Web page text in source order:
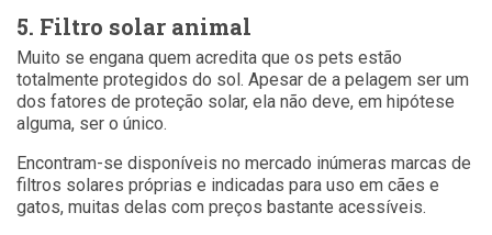
5. Filtro solar animal
Muito se engana quem acredita que os pets estão
totalmente protegidos do sol. Apesar de a pelagem ser um
dos fatores de proteção solar, ela não deve, em hipótese
alguma, ser o único.
Encontram-se disponíveis no mercado inúmeras marcas de
filtros solares próprias e indicadas para uso em cães e
gatos, muitas delas com preços bastante acessíveis.